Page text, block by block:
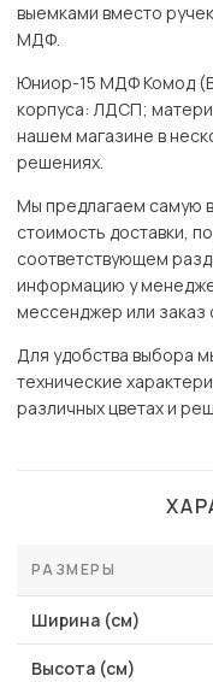
выемками вместо
МДФ.
Юниор-15 МДФ Комод
корпуса: ЛДСП;
нашем магазине в
решениях.
Мы предлагаем самую
стоимость доставки,
соответствующем
информацию у
мессенджер или заказ
Для удобства выбора
технические
различных цветах и
РАЗМЕРЫ
Ширина (см)
Высота (см)